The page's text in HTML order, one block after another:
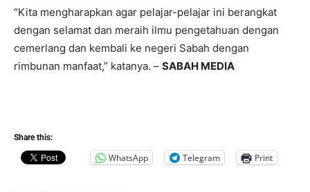
“Kita mengharapkan agar pelajar-pelajar ini berangkat
dengan selamat dan meraih ilmu pengetahuan dengan
cemerlang dan kembali ke negeri Sabah dengan
rimbunan manfaat,” katanya. – SABAH MEDIA
Share this:
WhatsApp Telegram Print